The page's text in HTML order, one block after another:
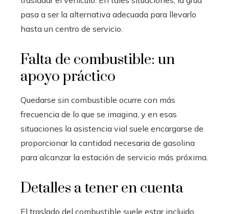
pasa a ser la alternativa adecuada para llevarlo
hasta un centro de servicio.
Falta de combustible: un
apoyo práctico
Quedarse sin combustible ocurre con más
frecuencia de lo que se imagina, y en esas
situaciones la asistencia vial suele encargarse de
proporcionar la cantidad necesaria de gasolina
para alcanzar la estación de servicio más próxima.
Detalles a tener en cuenta
El traslado del combustible suele estar incluido,